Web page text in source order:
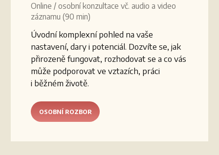
Online / osobní konzultace vč. audio a video
záznamu (90 min)
Úvodní komplexní pohled na vaše
nastavení, dary i potenciál. Dozvíte se, jak
přirozeně fungovat, rozhodovat se a co vás
může podporovat ve vztazích, práci
i běžném životě.
OSOBNÍ ROZBOR